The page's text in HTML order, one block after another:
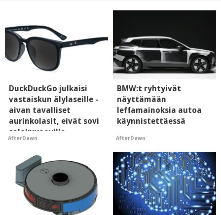
DuckDuckGo julkaisi
vastaiskun älylaseille -
aivan tavalliset
aurinkolasit, eivät sovi
salakuvaaville
hyypiöille
AfterDawn
BMW:t ryhtyivät
näyttämään
leffamainoksia autoa
käynnistettäessä
AfterDawn